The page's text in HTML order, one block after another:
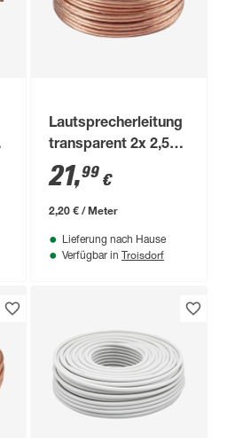
Lautsprecherleitung
transparent 2x 2,5
mm²
21,99 €
2,20 € / Meter
Lieferung nach Hause
Verfügbar in Troisdorf